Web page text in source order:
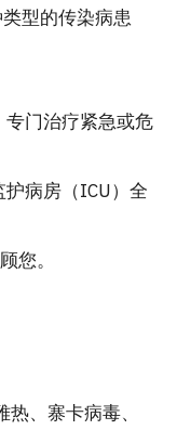
型的传染病患
门治疗紧急或危
病房（ICU）全
您。
、寨卡病毒、